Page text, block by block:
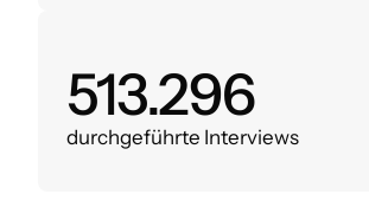
620.000
durchgeführte Interviews